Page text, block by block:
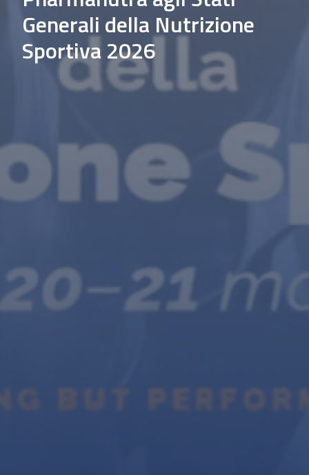
Generali della Nutrizione
Sportiva 2026